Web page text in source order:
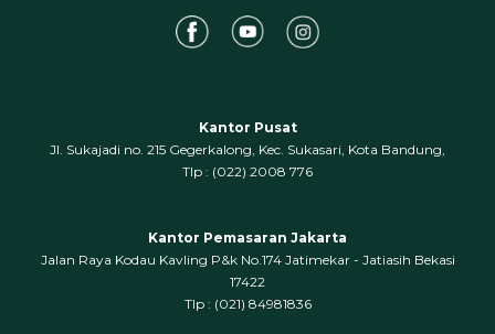
Kantor Pusat
Jl. Sukajadi no. 215 Gegerkalong, Kec. Sukasari, Kota Bandung,
‍Tlp : (022) 2008 776
Kantor Pemasaran Jakarta
Jalan Raya Kodau Kavling P&k No.174 Jatimekar - Jatiasih Bekasi
17422
Tlp : (021) 84981836